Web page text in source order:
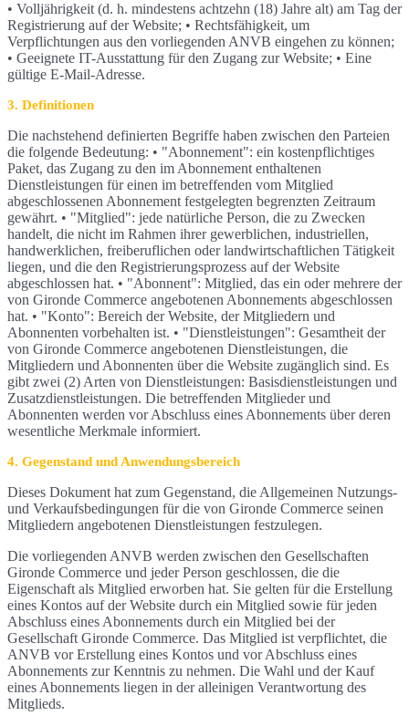
• Volljährigkeit (d. h. mindestens achtzehn (18) Jahre alt) am Tag der
Registrierung auf der Website; • Rechtsfähigkeit, um
Verpflichtungen aus den vorliegenden ANVB eingehen zu können;
• Geeignete IT-Ausstattung für den Zugang zur Website; • Eine
gültige E-Mail-Adresse.
3. Definitionen
Die nachstehend definierten Begriffe haben zwischen den Parteien
die folgende Bedeutung: • "Abonnement": ein kostenpflichtiges
Paket, das Zugang zu den im Abonnement enthaltenen
Dienstleistungen für einen im betreffenden vom Mitglied
abgeschlossenen Abonnement festgelegten begrenzten Zeitraum
gewährt. • "Mitglied": jede natürliche Person, die zu Zwecken
handelt, die nicht im Rahmen ihrer gewerblichen, industriellen,
handwerklichen, freiberuflichen oder landwirtschaftlichen Tätigkeit
liegen, und die den Registrierungsprozess auf der Website
abgeschlossen hat. • "Abonnent": Mitglied, das ein oder mehrere der
von Gironde Commerce angebotenen Abonnements abgeschlossen
hat. • "Konto": Bereich der Website, der Mitgliedern und
Abonnenten vorbehalten ist. • "Dienstleistungen": Gesamtheit der
von Gironde Commerce angebotenen Dienstleistungen, die
Mitgliedern und Abonnenten über die Website zugänglich sind. Es
gibt zwei (2) Arten von Dienstleistungen: Basisdienstleistungen und
Zusatzdienstleistungen. Die betreffenden Mitglieder und
Abonnenten werden vor Abschluss eines Abonnements über deren
wesentliche Merkmale informiert.
4. Gegenstand und Anwendungsbereich
Dieses Dokument hat zum Gegenstand, die Allgemeinen Nutzungs-
und Verkaufsbedingungen für die von Gironde Commerce seinen
Mitgliedern angebotenen Dienstleistungen festzulegen.
Die vorliegenden ANVB werden zwischen den Gesellschaften
Gironde Commerce und jeder Person geschlossen, die die
Eigenschaft als Mitglied erworben hat. Sie gelten für die Erstellung
eines Kontos auf der Website durch ein Mitglied sowie für jeden
Abschluss eines Abonnements durch ein Mitglied bei der
Gesellschaft Gironde Commerce. Das Mitglied ist verpflichtet, die
ANVB vor Erstellung eines Kontos und vor Abschluss eines
Abonnements zur Kenntnis zu nehmen. Die Wahl und der Kauf
eines Abonnements liegen in der alleinigen Verantwortung des
Mitglieds.